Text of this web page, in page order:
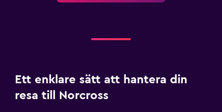
Ett enklare sätt att hantera din
resa till Norcross